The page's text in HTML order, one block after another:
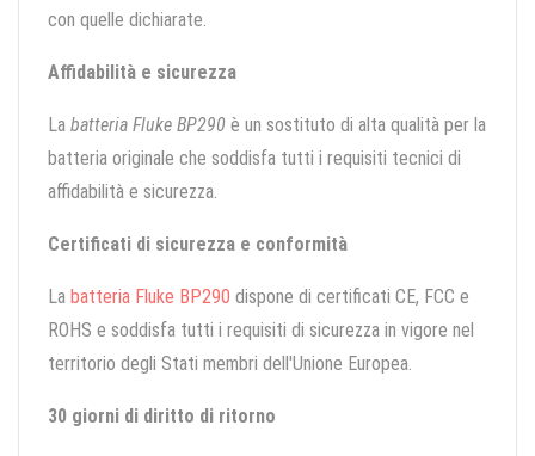
con quelle dichiarate.
Affidabilità e sicurezza
La batteria Fluke BP290 è un sostituto di alta qualità per la
batteria originale che soddisfa tutti i requisiti tecnici di
affidabilità e sicurezza.
Certificati di sicurezza e conformità
La batteria Fluke BP290 dispone di certificati CE, FCC e
ROHS e soddisfa tutti i requisiti di sicurezza in vigore nel
territorio degli Stati membri dell'Unione Europea.
30 giorni di diritto di ritorno